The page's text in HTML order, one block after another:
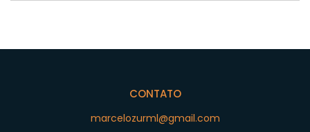
CONTATO
marcelozurml@gmail.com